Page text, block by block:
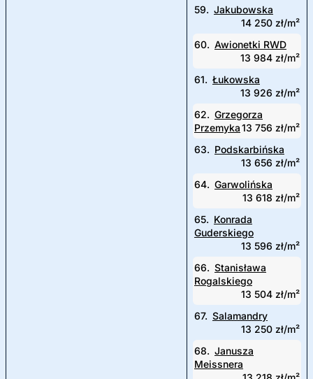
59. Jakubowska
14 250 zł/m²
60. Awionetki RWD
13 984 zł/m²
61. Łukowska
13 926 zł/m²
62. Grzegorza
Przemyka13 756 zł/m²
63. Podskarbińska
13 656 zł/m²
64. Garwolińska
13 618 zł/m²
65. Konrada
Guderskiego
13 596 zł/m²
66. Stanisława
Rogalskiego
13 504 zł/m²
67. Salamandry
13 250 zł/m²
68. Janusza
Meissnera